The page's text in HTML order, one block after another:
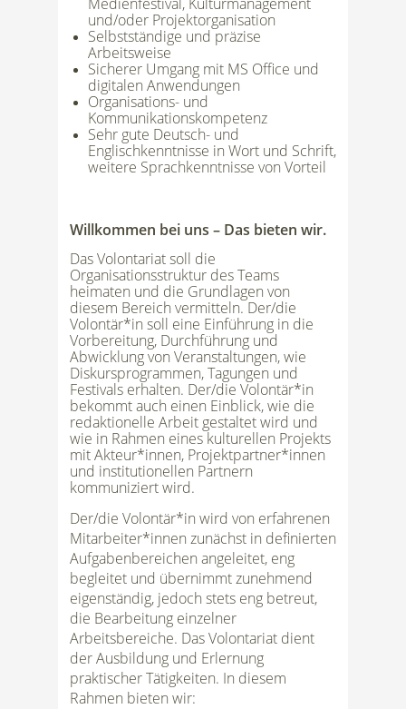
Medienfestival, Kulturmanagement
und/oder Projektorganisation
Selbstständige und präzise
Arbeitsweise
Sicherer Umgang mit MS Office und
digitalen Anwendungen
Organisations- und
Kommunikationskompetenz
Sehr gute Deutsch- und
Englischkenntnisse in Wort und Schrift,
weitere Sprachkenntnisse von Vorteil
Willkommen bei uns – Das bieten wir.
Das Volontariat soll die
Organisationsstruktur des Teams
heimaten und die Grundlagen von
diesem Bereich vermitteln. Der/die
Volontär*in soll eine Einführung in die
Vorbereitung, Durchführung und
Abwicklung von Veranstaltungen, wie
Diskursprogrammen, Tagungen und
Festivals erhalten. Der/die Volontär*in
bekommt auch einen Einblick, wie die
redaktionelle Arbeit gestaltet wird und
wie in Rahmen eines kulturellen Projekts
mit Akteur*innen, Projektpartner*innen
und institutionellen Partnern
kommuniziert wird.
Der/die Volontär*in wird von erfahrenen
Mitarbeiter*innen zunächst in definierten
Aufgabenbereichen angeleitet, eng
begleitet und übernimmt zunehmend
eigenständig, jedoch stets eng betreut,
die Bearbeitung einzelner
Arbeitsbereiche. Das Volontariat dient
der Ausbildung und Erlernung
praktischer Tätigkeiten. In diesem
Rahmen bieten wir: